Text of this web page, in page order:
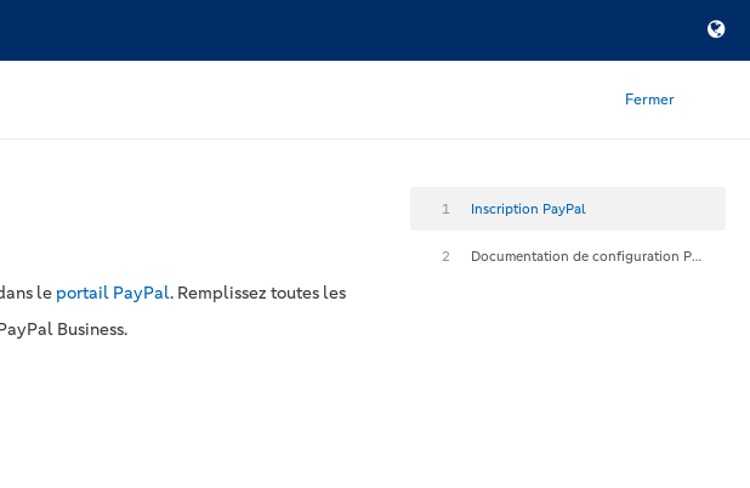
Fermer
le portail PayPal. Remplissez toutes les
Business.
1 Inscription PayPal
2 Documentation de configuration PayPal